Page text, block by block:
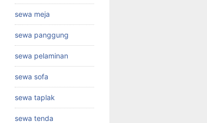
sewa meja
sewa panggung
sewa pelaminan
sewa sofa
sewa taplak
sewa tenda